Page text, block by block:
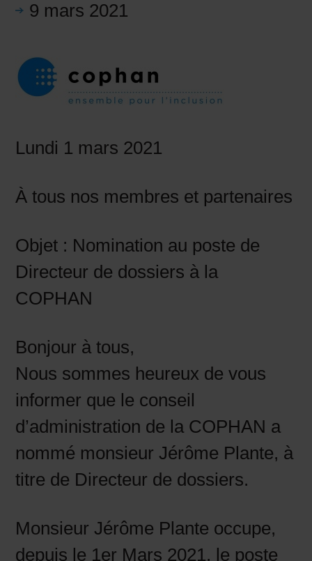
9 mars 2021
Lundi 1 mars 2021
À tous nos membres et partenaires
Objet : Nomination au poste de
Directeur de dossiers à la
COPHAN
Bonjour à tous,
Nous sommes heureux de vous
informer que le conseil
d’administration de la COPHAN a
nommé monsieur Jérôme Plante, à
titre de Directeur de dossiers.
Monsieur Jérôme Plante occupe,
depuis le 1er Mars 2021, le poste